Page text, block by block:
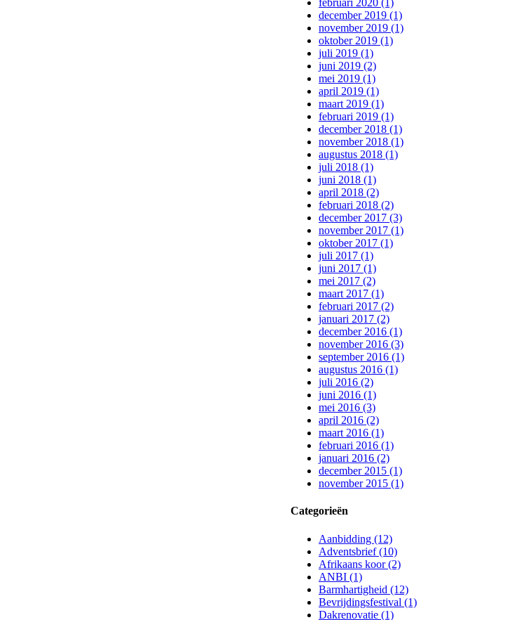
februari 2020 (1)
december 2019 (1)
november 2019 (1)
oktober 2019 (1)
juli 2019 (1)
juni 2019 (2)
mei 2019 (1)
april 2019 (1)
maart 2019 (1)
februari 2019 (1)
december 2018 (1)
november 2018 (1)
augustus 2018 (1)
juli 2018 (1)
juni 2018 (1)
april 2018 (2)
februari 2018 (2)
december 2017 (3)
november 2017 (1)
oktober 2017 (1)
juli 2017 (1)
juni 2017 (1)
mei 2017 (2)
maart 2017 (1)
februari 2017 (2)
januari 2017 (2)
december 2016 (1)
november 2016 (3)
september 2016 (1)
augustus 2016 (1)
juli 2016 (2)
juni 2016 (1)
mei 2016 (3)
april 2016 (2)
maart 2016 (1)
februari 2016 (1)
januari 2016 (2)
december 2015 (1)
november 2015 (1)
Categorieën
Aanbidding (12)
Adventsbrief (10)
Afrikaans koor (2)
ANBI (1)
Barmhartigheid (12)
Bevrijdingsfestival (1)
Dakrenovatie (1)